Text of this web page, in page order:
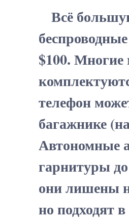
Всё
$100.
телефон
багажнике
Автономные
гарнитуры
они лишены
но подходят